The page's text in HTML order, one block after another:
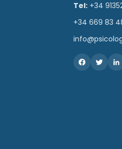
Tel: +34
+34 669 83